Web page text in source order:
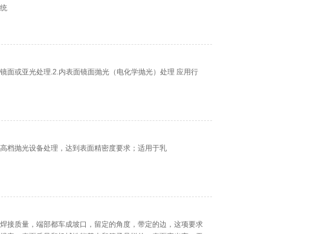
面或亚光处理.2.内表面镜面抛光（电化学抛光）处理 应用行
档抛光设备处理，达到表面精密度要求；适用于乳
接质量，端部都车成坡口，留定的角度，带定的边，这项要求